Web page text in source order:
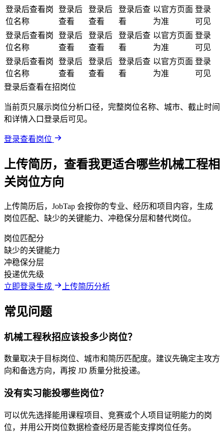
登录后查看岗
位名称
登录后
查看
登录后
查看
登录后查
看
以官方页面
为准
登录
可见
登录后查看岗
位名称
登录后
查看
登录后
查看
登录后查
看
以官方页面
为准
登录
可见
登录后查看岗
位名称
登录后
查看
登录后
查看
登录后查
看
以官方页面
为准
登录
可见
登录后查看在招岗位
当前页只展示岗位分析口径，完整岗位名称、城市、截止时间
和详情入口登录后可见。
登录查看岗位
上传简历，查看我更适合哪些机械工程相
关岗位方向
上传简历后，JobTap 会按你的专业、经历和项目内容，生成
岗位匹配、缺少的关键能力、冲稳保分层和替代岗位。
岗位匹配分
缺少的关键能力
冲稳保分层
投递优先级
立即登录生成
上传简历分析
常见问题
机械工程秋招应该投多少岗位？
数量取决于目标岗位、城市和简历匹配度。建议先确定主攻方
向和备选方向，再按 JD 质量分批投递。
没有实习能投哪些岗位？
可以优先选择能用课程项目、竞赛或个人项目证明能力的岗
位，并用公开岗位数据检查经历是否能支撑岗位任务。